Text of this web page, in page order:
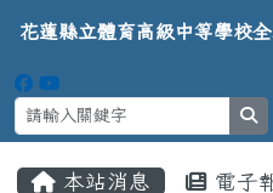
花蓮縣立體育高
導覽列
花蓮縣立體育高級中等學校
本站消息 電子